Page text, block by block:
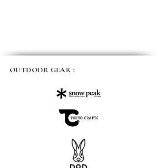
OUTDOOR GEAR :